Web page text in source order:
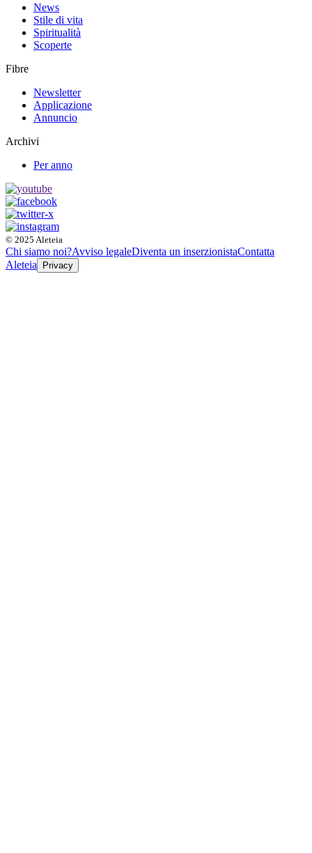
News
Stile di vita
Spiritualità
Scoperte
Fibre
Newsletter
Applicazione
Annuncio
Archivi
Per anno
© 2025 Aleteia
Chi siamo noi?Avviso legaleDiventa un inserzionistaContatta
Aleteia
Privacy